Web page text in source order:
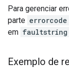
Para gerenciar
parte errorcode
em faultstring
Exemplo de